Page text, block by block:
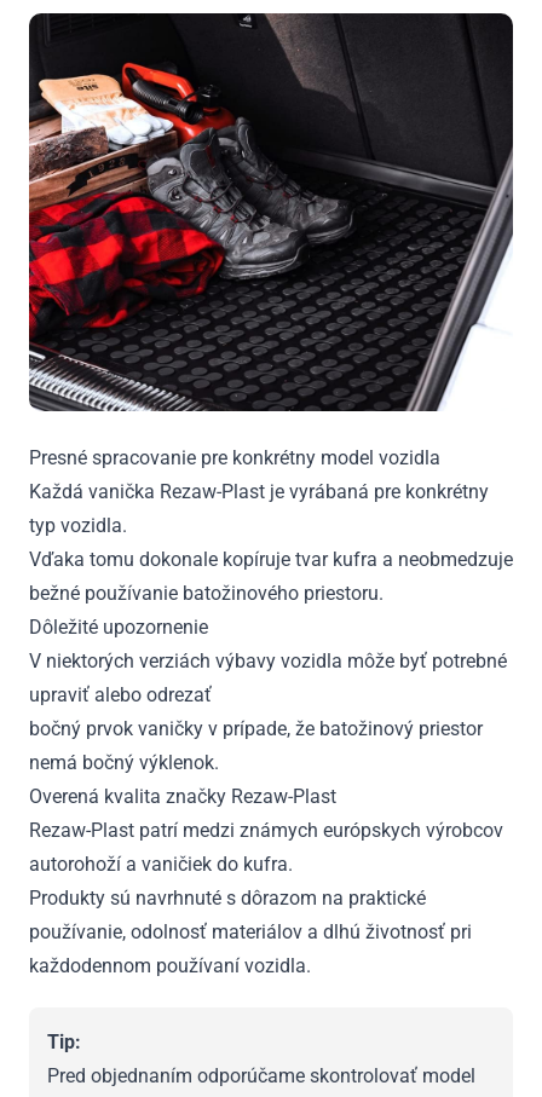
Presné spracovanie pre konkrétny model vozidla
Každá vanička Rezaw-Plast je vyrábaná pre konkrétny
typ vozidla.
Vďaka tomu dokonale kopíruje tvar kufra a neobmedzuje
bežné používanie batožinového priestoru.
Dôležité upozornenie
V niektorých verziách výbavy vozidla môže byť potrebné
upraviť alebo odrezať
bočný prvok vaničky v prípade, že batožinový priestor
nemá bočný výklenok.
Overená kvalita značky Rezaw-Plast
Rezaw-Plast patrí medzi známych európskych výrobcov
autorohoží a vaničiek do kufra.
Produkty sú navrhnuté s dôrazom na praktické
používanie, odolnosť materiálov a dlhú životnosť pri
každodennom používaní vozidla.
Tip:
Pred objednaním odporúčame skontrolovať model